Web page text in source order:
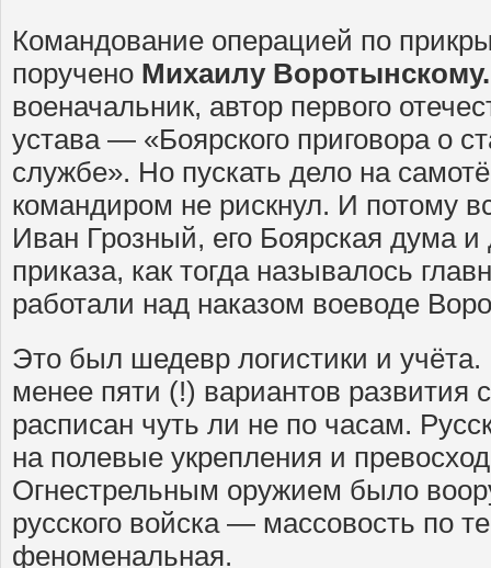
Командование операцией по
поручено Михаилу Воротынскому.
военачальник, автор первого
устава — «Боярского приговора о
службе». Но пускать дело на
командиром не рискнул. И потому
Иван Грозный, его Боярская дума и
приказа, как тогда называлось
работали над наказом воеводе
Это был шедевр логистики и
менее пяти (!) вариантов
расписан чуть ли не по часам.
на полевые укрепления и
Огнестрельным оружием было
русского войска — массовость по
феноменальная.